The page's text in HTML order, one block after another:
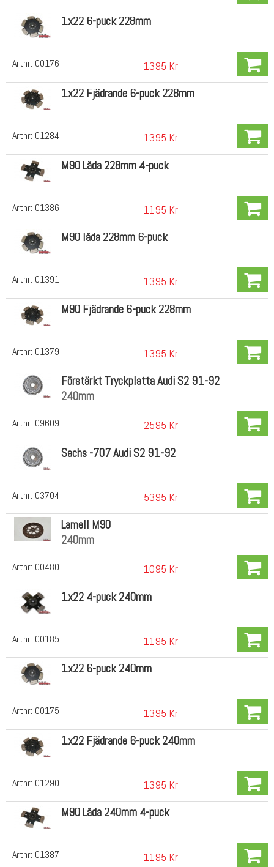
Artnr: 00176
1x22 6-puck 228mm
1395 Kr
Artnr: 01284
1x22 Fjädrande 6-puck 228mm
1395 Kr
Artnr: 01386
M90 Låda 228mm 4-puck
1195 Kr
Artnr: 01391
M90 låda 228mm 6-puck
1395 Kr
Artnr: 01379
M90 Fjädrande 6-puck 228mm
1395 Kr
Artnr: 09609
Förstärkt Tryckplatta Audi S2 91-92
240mm
2595 Kr
Artnr: 03704
Sachs -707 Audi S2 91-92
5395 Kr
Artnr: 00480
Lamell M90
240mm
1095 Kr
Artnr: 00185
1x22 4-puck 240mm
1195 Kr
Artnr: 00175
1x22 6-puck 240mm
1395 Kr
Artnr: 01290
1x22 Fjädrande 6-puck 240mm
1395 Kr
Artnr: 01387
M90 Låda 240mm 4-puck
1195 Kr